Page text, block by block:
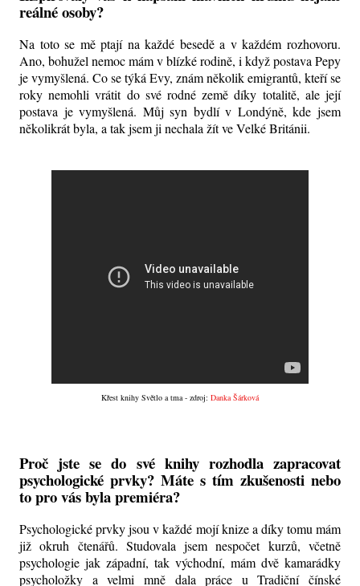
reálné osoby?
Na toto se mě ptají na každé besedě a v každém rozhovoru.
Ano, bohužel nemoc mám v blízké rodině, i když postava Pepy
je vymyšlená. Co se týká Evy, znám několik emigrantů, kteří se
roky nemohli vrátit do své rodné země díky totalitě, ale její
postava je vymyšlená. Můj syn bydlí v Londýně, kde jsem
několikrát byla, a tak jsem ji nechala žít ve Velké Británii.
Křest knihy Světlo a tma - zdroj: Danka Šárková
Proč jste se do své knihy rozhodla zapracovat
psychologické prvky? Máte s tím zkušenosti nebo
to pro vás byla premiéra?
Psychologické prvky jsou v každé mojí knize a díky tomu mám
již okruh čtenářů. Studovala jsem nespočet kurzů, včetně
psychologie jak západní, tak východní, mám dvě kamarádky
psycholožky a velmi mně dala práce u Tradiční čínské